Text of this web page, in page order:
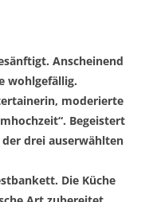
Anscheinend
wohlgefällig.
moderierte
Begeistert
drei auserwählten
Die Küche